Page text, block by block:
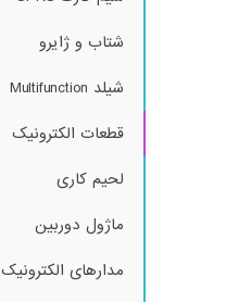
شتاب و ژایرو
شیلد Multifunction
قطعات الکترونیک
لحیم کاری
ماژول دوربین
مدارهای الکترونیک